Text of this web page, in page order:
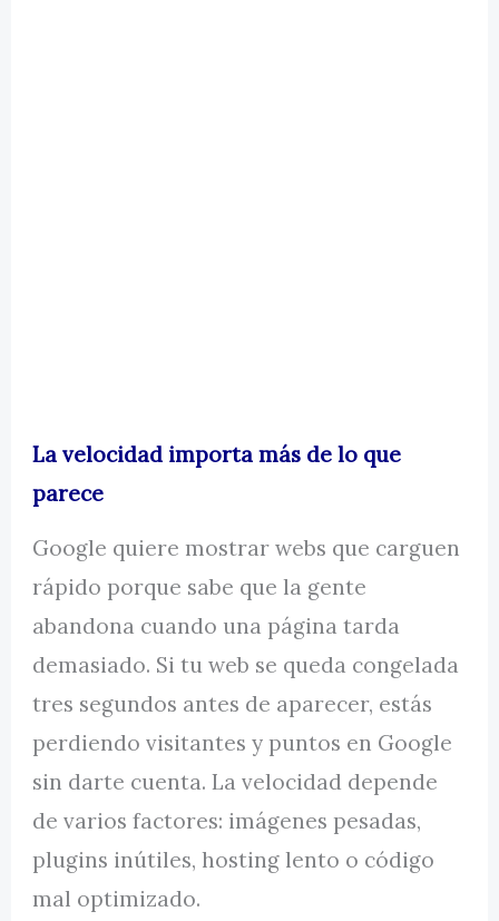
La velocidad importa más de lo que
parece
Google quiere mostrar webs que carguen
rápido porque sabe que la gente
abandona cuando una página tarda
demasiado. Si tu web se queda congelada
tres segundos antes de aparecer, estás
perdiendo visitantes y puntos en Google
sin darte cuenta. La velocidad depende
de varios factores: imágenes pesadas,
plugins inútiles, hosting lento o código
mal optimizado.